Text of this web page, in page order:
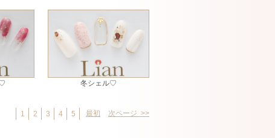
冬シェル♡
最初 次ページ >>
1 2 3 4 5